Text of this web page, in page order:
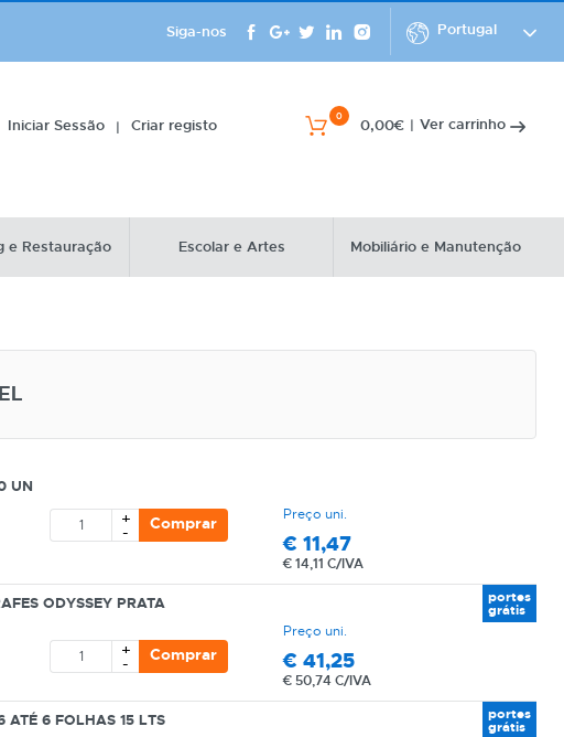
Siga-nos Portugal
Iniciar Sessão | Criar registo 0 0,00€ | Ver carrinho
e Restauração Escolar e Artes Mobiliário e Manutenção
UN
Preço uni.
€11,47
€14,11 C/IVA
+
- Comprar
ODYSSEY PRATA
Preço uni.
€41,25
€50,74 C/IVA
+
- Comprar
portes
grátis
ATÉ 6 FOLHAS 15 LTS portes
grátis